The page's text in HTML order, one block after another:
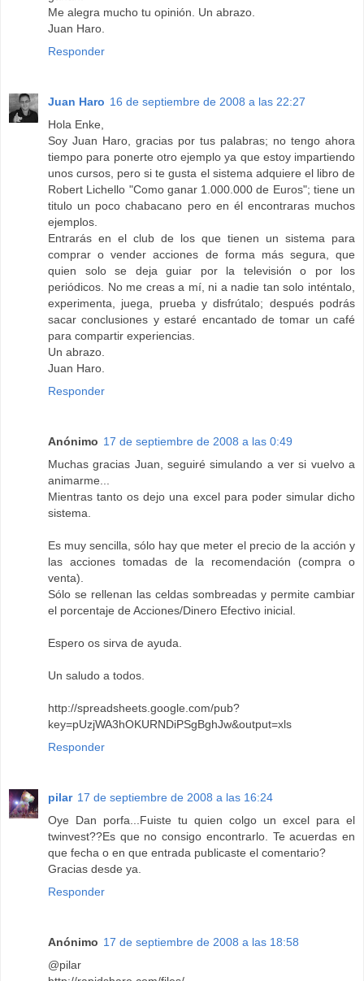
Me alegra mucho tu opinión. Un abrazo.
Juan Haro.
Responder
Juan Haro 16 de septiembre de 2008 a las 22:27
Hola Enke,
Soy Juan Haro, gracias por tus palabras; no tengo ahora
tiempo para ponerte otro ejemplo ya que estoy impartiendo
unos cursos, pero si te gusta el sistema adquiere el libro de
Robert Lichello "Como ganar 1.000.000 de Euros"; tiene un
titulo un poco chabacano pero en él encontraras muchos
ejemplos.
Entrarás en el club de los que tienen un sistema para
comprar o vender acciones de forma más segura, que
quien solo se deja guiar por la televisión o por los
periódicos. No me creas a mí, ni a nadie tan solo inténtalo,
experimenta, juega, prueba y disfrútalo; después podrás
sacar conclusiones y estaré encantado de tomar un café
para compartir experiencias.
Un abrazo.
Juan Haro.
Responder
Anónimo 17 de septiembre de 2008 a las 0:49
Muchas gracias Juan, seguiré simulando a ver si vuelvo a
animarme...
Mientras tanto os dejo una excel para poder simular dicho
sistema.
Es muy sencilla, sólo hay que meter el precio de la acción y
las acciones tomadas de la recomendación (compra o
venta).
Sólo se rellenan las celdas sombreadas y permite cambiar
el porcentaje de Acciones/Dinero Efectivo inicial.
Espero os sirva de ayuda.
Un saludo a todos.
http://spreadsheets.google.com/pub?
key=pUzjWA3hOKURNDiPSgBghJw&output=xls
Responder
pilar 17 de septiembre de 2008 a las 16:24
Oye Dan porfa...Fuiste tu quien colgo un excel para el
twinvest??Es que no consigo encontrarlo. Te acuerdas en
que fecha o en que entrada publicaste el comentario?
Gracias desde ya.
Responder
Anónimo 17 de septiembre de 2008 a las 18:58
@pilar